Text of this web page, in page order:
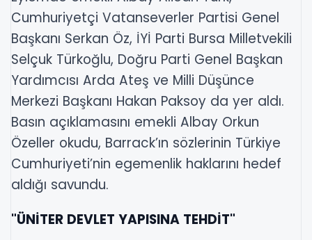
Cumhuriyetçi Vatanseverler Partisi Genel
Başkanı Serkan Öz, İYİ Parti Bursa Milletvekili
Selçuk Türkoğlu, Doğru Parti Genel Başkan
Yardımcısı Arda Ateş ve Milli Düşünce
Merkezi Başkanı Hakan Paksoy da yer aldı.
Basın açıklamasını emekli Albay Orkun
Özeller okudu, Barrack’ın sözlerinin Türkiye
Cumhuriyeti’nin egemenlik haklarını hedef
aldığı savundu.
"ÜNİTER DEVLET YAPISINA TEHDİT"